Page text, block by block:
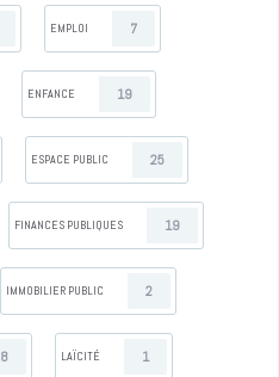
EMPLOI 7
ENFANCE 19
ESPACE PUBLIC 25
FINANCES PUBLIQUES 19
IMMOBILIER PUBLIC 2
8 LAÏCITÉ 1